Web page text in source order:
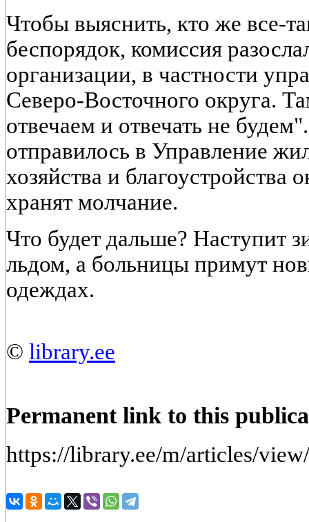
Чтобы выяснить, кто же все-
беспорядок, комиссия
организации, в частности
Северо-Восточного округа.
отвечаем и отвечать не
отправилось в Управление
хозяйства и благоустройства
хранят молчание.
Что будет дальше? Наступит
льдом, а больницы примут
одеждах.
© library.ee
Permanent link to this
https://library.ee/m/articles/